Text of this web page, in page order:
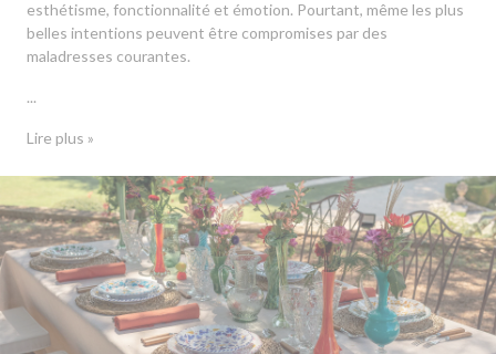
esthétisme, fonctionnalité et émotion. Pourtant, même les plus
belles intentions peuvent être compromises par des
maladresses courantes.
...
Lire plus »